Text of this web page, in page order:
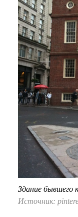
Здание бывшего
Источник: